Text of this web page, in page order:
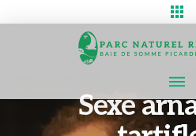
Sexe